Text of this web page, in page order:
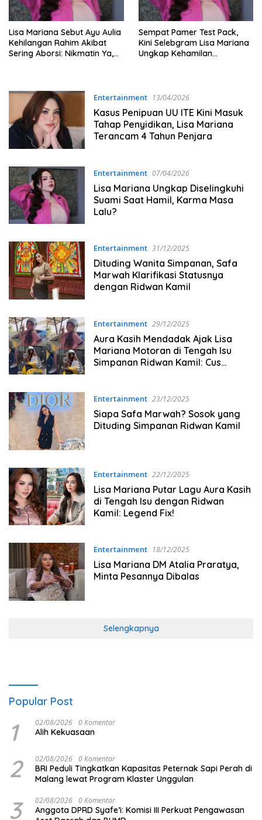
Lisa Mariana Sebut Ayu Aulia
Kehilangan Rahim Akibat
Sering Aborsi: Nikmatin Ya,
Sempat Pamer Test Pack,
Kini Selebgram Lisa Mariana
Ungkap Kehamilan
Entertainment 13/04/2026
Kasus Penipuan UU ITE Kini Masuk
Tahap Penyidikan, Lisa Mariana
Terancam 4 Tahun Penjara
Entertainment 07/04/2026
Lisa Mariana Ungkap Diselingkuhi
Suami Saat Hamil, Karma Masa
Lalu?
Entertainment 31/12/2025
Dituding Wanita Simpanan, Safa
Marwah Klarifikasi Statusnya
dengan Ridwan Kamil
Entertainment 29/12/2025
Aura Kasih Mendadak Ajak Lisa
Mariana Motoran di Tengah Isu
Simpanan Ridwan Kamil: Cus
Entertainment 23/12/2025
Siapa Safa Marwah? Sosok yang
Dituding Simpanan Ridwan Kamil
Entertainment 22/12/2025
Lisa Mariana Putar Lagu Aura Kasih
di Tengah Isu dengan Ridwan
Kamil: Legend Fix!
Entertainment 18/12/2025
Lisa Mariana DM Atalia Praratya,
Minta Pesannya Dibalas
Selengkapnya
Popular Post
1 02/08/2026 0 Komentar
Alih Kekuasaan
2 02/08/2026 0 Komentar
BRI Peduli Tingkatkan Kapasitas Peternak Sapi Perah di
Malang lewat Program Klaster Unggulan
3 02/08/2026 0 Komentar
Anggota DPRD Syafe’i: Komisi III Perkuat Pengawasan